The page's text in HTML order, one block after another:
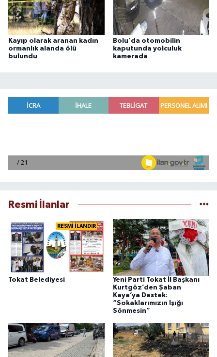
Kayıp olarak aranan kadın
ormanlık alanda ölü
bulundu
Bolu'da otomobilin
kaputunda yolculuk
kamerada
Resmi İlanlar
RESMİ İLANDIR
Tokat Belediyesi
Yeni Parti Tokat İl Başkanı
Kurtgöz’den Şaban
Kaya’ya Destek:
“Sokaklarımızın Işığı
Sönmesin”